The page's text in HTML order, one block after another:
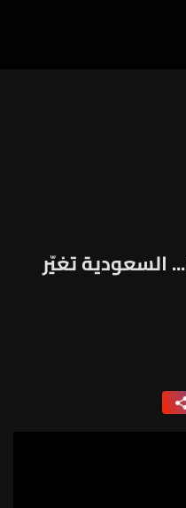
من فيفا إلى Battlefield... السعودية تغيّر